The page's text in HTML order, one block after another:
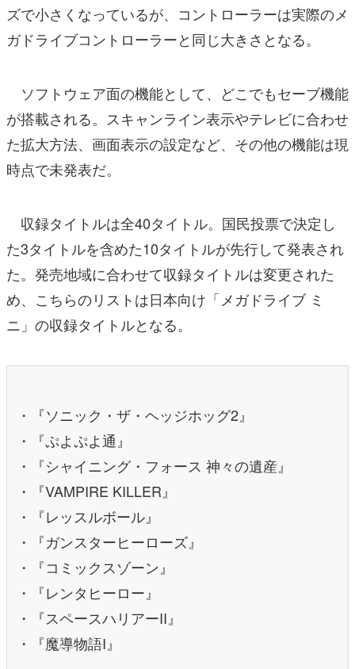
ズで小さくなっているが、コントローラーは実際のメ
ガドライブコントローラーと同じ大きさとなる。
ソフトウェア面の機能として、どこでもセーブ機能
が搭載される。スキャンライン表示やテレビに合わせ
た拡大方法、画面表示の設定など、その他の機能は現
時点で未発表だ。
収録タイトルは全40タイトル。国民投票で決定し
た3タイトルを含めた10タイトルが先行して発表され
た。発売地域に合わせて収録タイトルは変更された
め、こちらのリストは日本向け「メガドライブ ミ
ニ」の収録タイトルとなる。
・『ソニック・ザ・ヘッジホッグ2』
・『ぷよぷよ通』
・『シャイニング・フォース 神々の遺産』
・『VAMPIRE KILLER』
・『レッスルボール』
・『ガンスターヒーローズ』
・『コミックスゾーン』
・『レンタヒーロー』
・『スペースハリアーII』
・『魔導物語I』